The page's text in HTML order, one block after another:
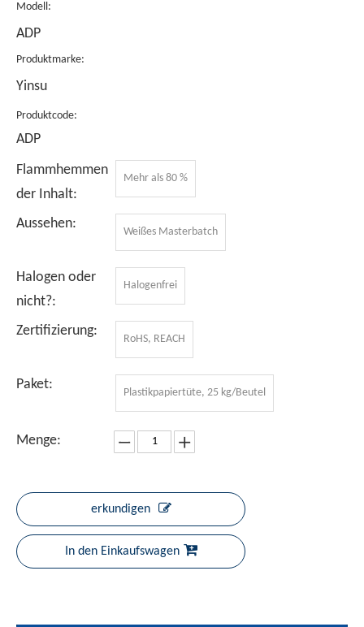
Modell:
ADP
Produktmarke:
Yinsu
Produktcode:
ADP
Flammhemmen
der Inhalt:
Mehr als 80 %
Aussehen:
Weißes Masterbatch
Halogen oder
nicht?:
Halogenfrei
Zertifizierung:
RoHS, REACH
Paket:
Plastikpapiertüte, 25 kg/Beutel
Menge:
erkundigen
In den Einkaufswagen